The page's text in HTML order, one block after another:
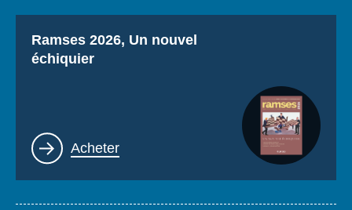
Titre
Ramses 2026, Un nouvel
échiquier
Lien
Acheter